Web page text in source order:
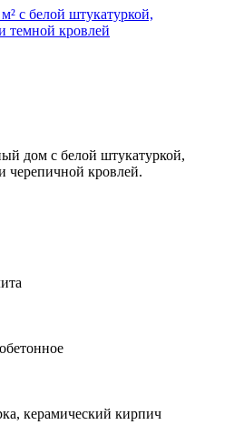
дом с белой штукатуркой,
черепичной кровлей.
керамический кирпич